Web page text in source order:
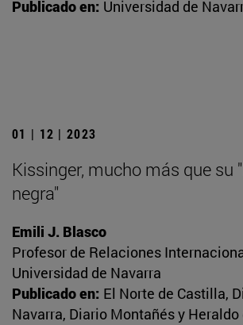
Publicado en: Universidad de
01 | 12 | 2023
Kissinger, mucho más que su
negra"
Emili J. Blasco
Profesor de Relaciones
Universidad de Navarra
Publicado en: El Norte de Castilla,
Navarra, Diario Montañés y Heraldo